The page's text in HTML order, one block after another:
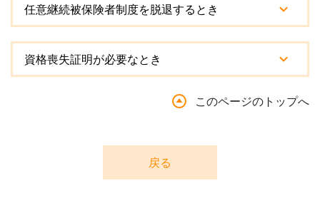
任意継続被保険者制度を脱退するとき
資格喪失証明が必要なとき
このページのトップへ
戻る